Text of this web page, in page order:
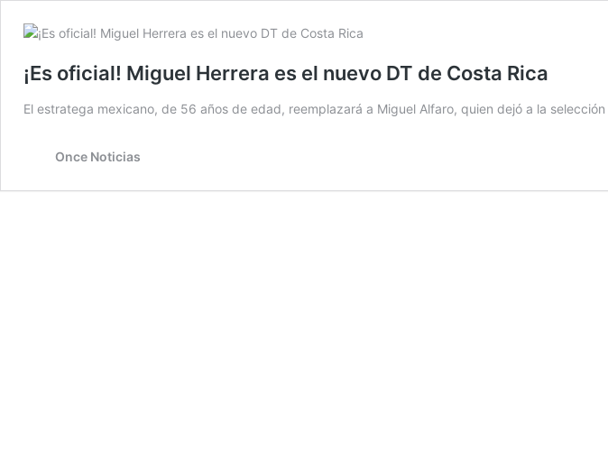
¡Es oficial! Miguel Herrera es el nuevo DT de Costa Rica
El estratega mexicano, de 56 años de edad, reemplazará a Miguel Alfaro, quien dejó a la
Once Noticias